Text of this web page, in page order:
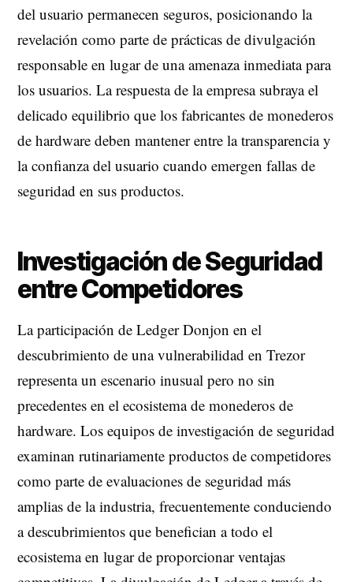
del usuario permanecen seguros, posicionando la
revelación como parte de prácticas de divulgación
responsable en lugar de una amenaza inmediata para
los usuarios. La respuesta de la empresa subraya el
delicado equilibrio que los fabricantes de monederos
de hardware deben mantener entre la transparencia y
la confianza del usuario cuando emergen fallas de
seguridad en sus productos.
Investigación de Seguridad
entre Competidores
La participación de Ledger Donjon en el
descubrimiento de una vulnerabilidad en Trezor
representa un escenario inusual pero no sin
precedentes en el ecosistema de monederos de
hardware. Los equipos de investigación de seguridad
examinan rutinariamente productos de competidores
como parte de evaluaciones de seguridad más
amplias de la industria, frecuentemente conduciendo
a descubrimientos que benefician a todo el
ecosistema en lugar de proporcionar ventajas